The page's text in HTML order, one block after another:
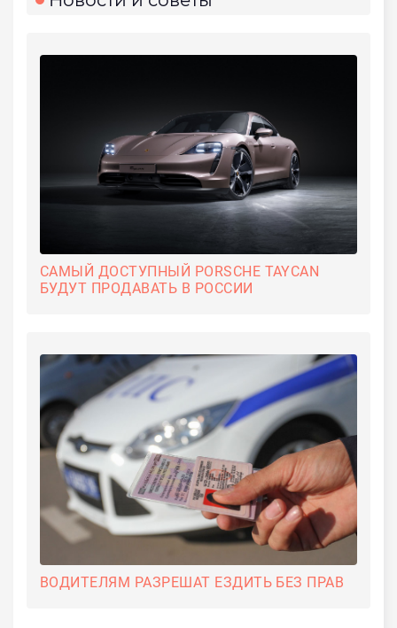
САМЫЙ ДОСТУПНЫЙ PORSCHE TAYCAN
БУДУТ ПРОДАВАТЬ В РОССИИ
ВОДИТЕЛЯМ РАЗРЕШАТ ЕЗДИТЬ БЕЗ ПРАВ